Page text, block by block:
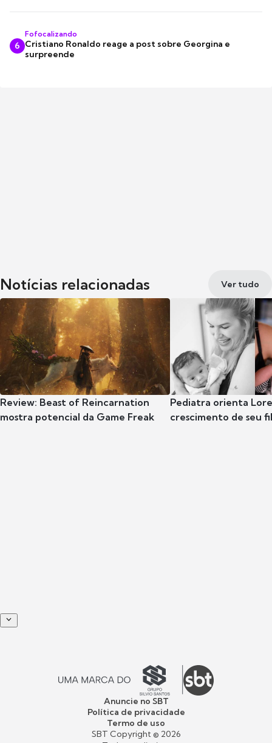
6
Fofocalizando
Cristiano Ronaldo reage a post sobre Georgina e
surpreende
Notícias relacionadas Ver tudo
Review: Beast of Reincarnation
mostra potencial da Game Freak
Pediatra orienta
crescimento de seu
Anuncie no SBT
Política de privacidade
Termo de uso
SBT Copyright © 2026